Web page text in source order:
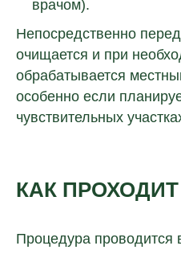
врачом).
Непосредственно
очищается и при
обрабатывается
особенно если
чувствительных
КАК
Процедура проводится
Остались
и подробно расскажет,